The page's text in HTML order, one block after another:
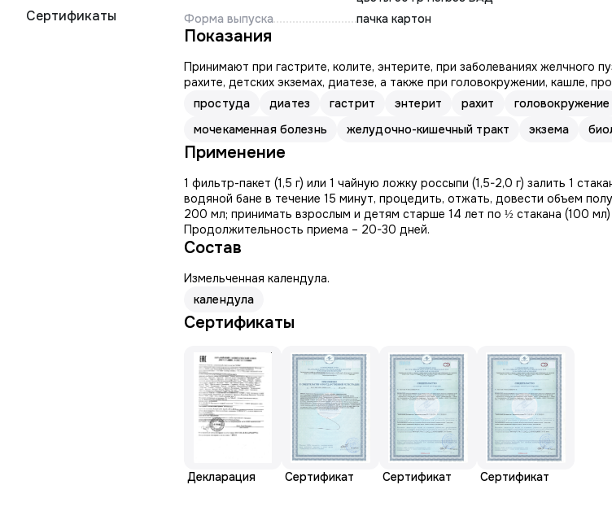
Сертификаты
Форма выпуска
пачка картон
Показания
Принимают при гастрите, колите, энтерите, при заболеваниях желчного
рахите, детских экземах, диатезе, а также при головокружении, кашле,
простуда
диатез гастрит энтерит рахит головокружение
мочекаменная болезнь
желудочно-кишечный тракт экзема
Применение
1 фильтр-пакет (1,5 г) или 1 чайную ложку россыпи (1,5-2,0 г) залить 1
водяной бане в течение 15 минут, процедить, отжать, довести объем
200 мл; принимать взрослым и детям старше 14 лет по ½ стакана (100
Продолжительность приема – 20-30 дней.
Состав
Измельченная календула.
календула
Сертификаты
Декларация Сертификат Сертификат Сертификат